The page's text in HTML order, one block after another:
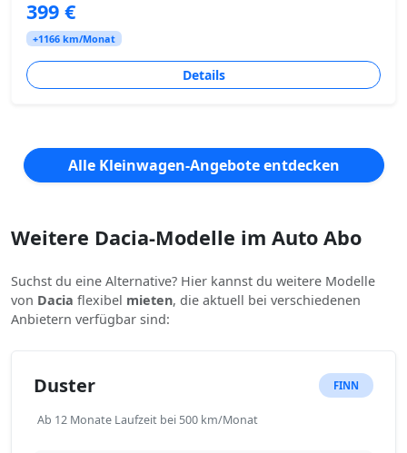
399 €
+1166 km/Monat
Details
Alle Kleinwagen-Angebote entdecken
Weitere Dacia-Modelle im Auto Abo
Suchst du eine Alternative? Hier kannst du weitere Modelle
von Dacia flexibel mieten, die aktuell bei verschiedenen
Anbietern verfügbar sind:
Duster FINN
Ab 12 Monate Laufzeit bei 500 km/Monat